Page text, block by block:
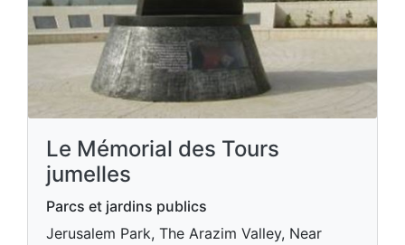
Le Mémorial des Tours
jumelles
Parcs et jardins publics
Jerusalem Park, The Arazim Valley, Near